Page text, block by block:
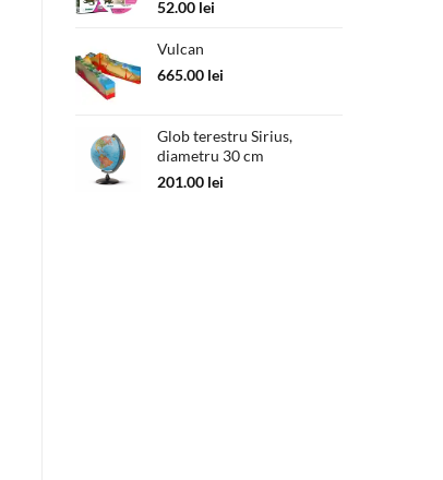
52.00 lei
Vulcan
665.00 lei
Glob terestru Sirius,
diametru 30 cm
201.00 lei